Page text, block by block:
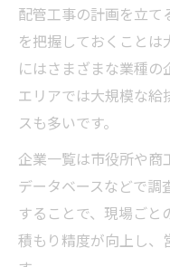
配管工事の計画を立て
を把握しておくこと
にはさまざまな業種
エリアでは大規模な給
スも多いです。
企業一覧は市役所や商
データベースなどで調
することで、現場ご
積もり精度が向上し、